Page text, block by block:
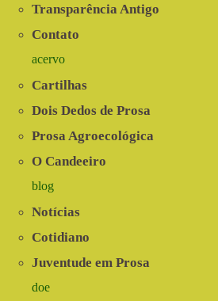
Transparência Antigo
Contato
acervo
Cartilhas
Dois Dedos de Prosa
Prosa Agroecológica
O Candeeiro
blog
Notícias
Cotidiano
Juventude em Prosa
doe